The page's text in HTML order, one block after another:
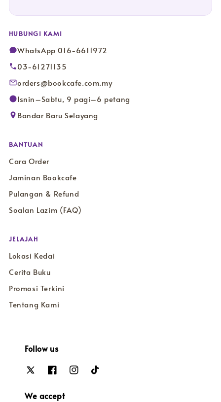
HUBUNGI KAMI
WhatsApp 016-6611972
03-61271135
orders@bookcafe.com.my
Isnin–Sabtu, 9 pagi–6 petang
Bandar Baru Selayang
BANTUAN
Cara Order
Jaminan Bookcafe
Pulangan & Refund
Soalan Lazim (FAQ)
JELAJAH
Lokasi Kedai
Cerita Buku
Promosi Terkini
Tentang Kami
Follow us
We accept